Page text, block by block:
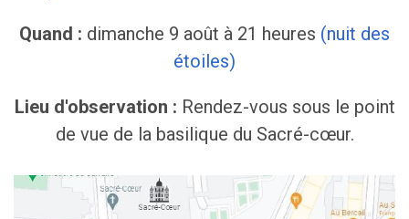
Quand : dimanche 9 août à 21 heures (nuit des
étoiles)
Lieu d'observation : Rendez-vous sous le point
de vue de la basilique du Sacré-cœur.